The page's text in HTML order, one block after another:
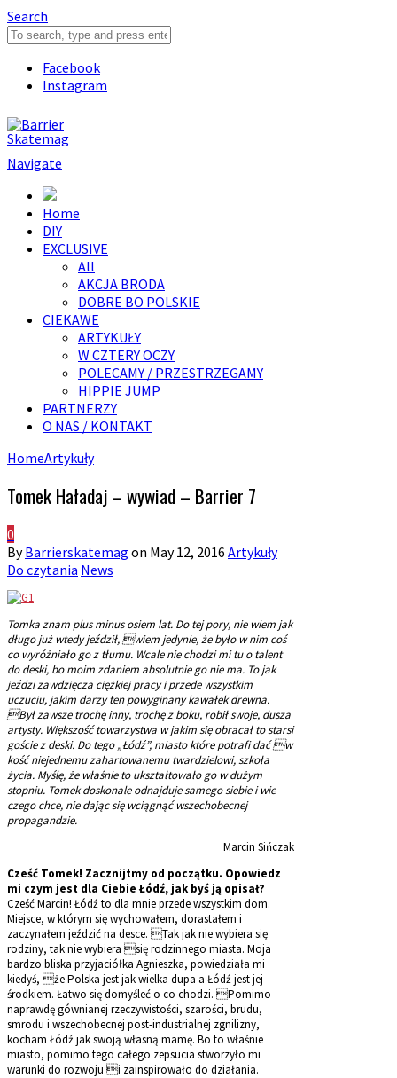
Search
Facebook
Instagram
Navigate
Home
DIY
EXCLUSIVE
All
AKCJA BRODA
DOBRE BO POLSKIE
CIEKAWE
ARTYKUŁY
W CZTERY OCZY
POLECAMY / PRZESTRZEGAMY
HIPPIE JUMP
PARTNERZY
O NAS / KONTAKT
HomeArtykuły
Tomek Haładaj – wywiad – Barrier 7
0
ByBarrierskatemag on May 12, 2016 Artykuły
Do czytania News
Tomka znam plus minus osiem lat. Do tej pory, nie wiem jak
długo już wtedy jeździł, wiem jedynie, że było w nim coś
co wyróżniało go z tłumu. Wcale nie chodzi mi tu o talent
do deski, bo moim zdaniem absolutnie go nie ma. To jak
jeździ zawdzięcza ciężkiej pracy i przede wszystkim
uczuciu, jakim darzy ten powyginany kawałek drewna.
Był zawsze trochę inny, trochę z boku, robił swoje, dusza
artysty. Większość towarzystwa w jakim się obracał to starsi
goście z deski. Do tego „Łódź”, miasto które potrafi dać w
kość niejednemu zahartowanemu twardzielowi, szkoła
życia. Myślę, że właśnie to ukształtowało go w dużym
stopniu. Tomek doskonale odnajduje samego siebie i wie
czego chce, nie dając się wciągnąć wszechobecnej
propagandzie.
Marcin Sińczak
Cześć Tomek! Zacznijtmy od początku. Opowiedz
mi czym jest dla Ciebie Łódź, jak byś ją opisał?
Cześć Marcin! Łódź to dla mnie przede wszystkim dom.
Miejsce, w którym się wychowałem, dorastałem i
zaczynałem jeździć na desce. Tak jak nie wybiera się
rodziny, tak nie wybiera się rodzinnego miasta. Moja
bardzo bliska przyjaciółka Agnieszka, powiedziała mi
kiedyś, że Polska jest jak wielka dupa a Łódź jest jej
środkiem. Łatwo się domyśleć o co chodzi. Pomimo
naprawdę gównianej rzeczywistości, szarości, brudu,
smrodu i wszechobecnej post-industrialnej zgnilizny,
kocham Łódź jak swoją własną mamę. Bo to właśnie
miasto, pomimo tego całego zepsucia stworzyło mi
warunki do rozwoju i zainspirowało do działania.